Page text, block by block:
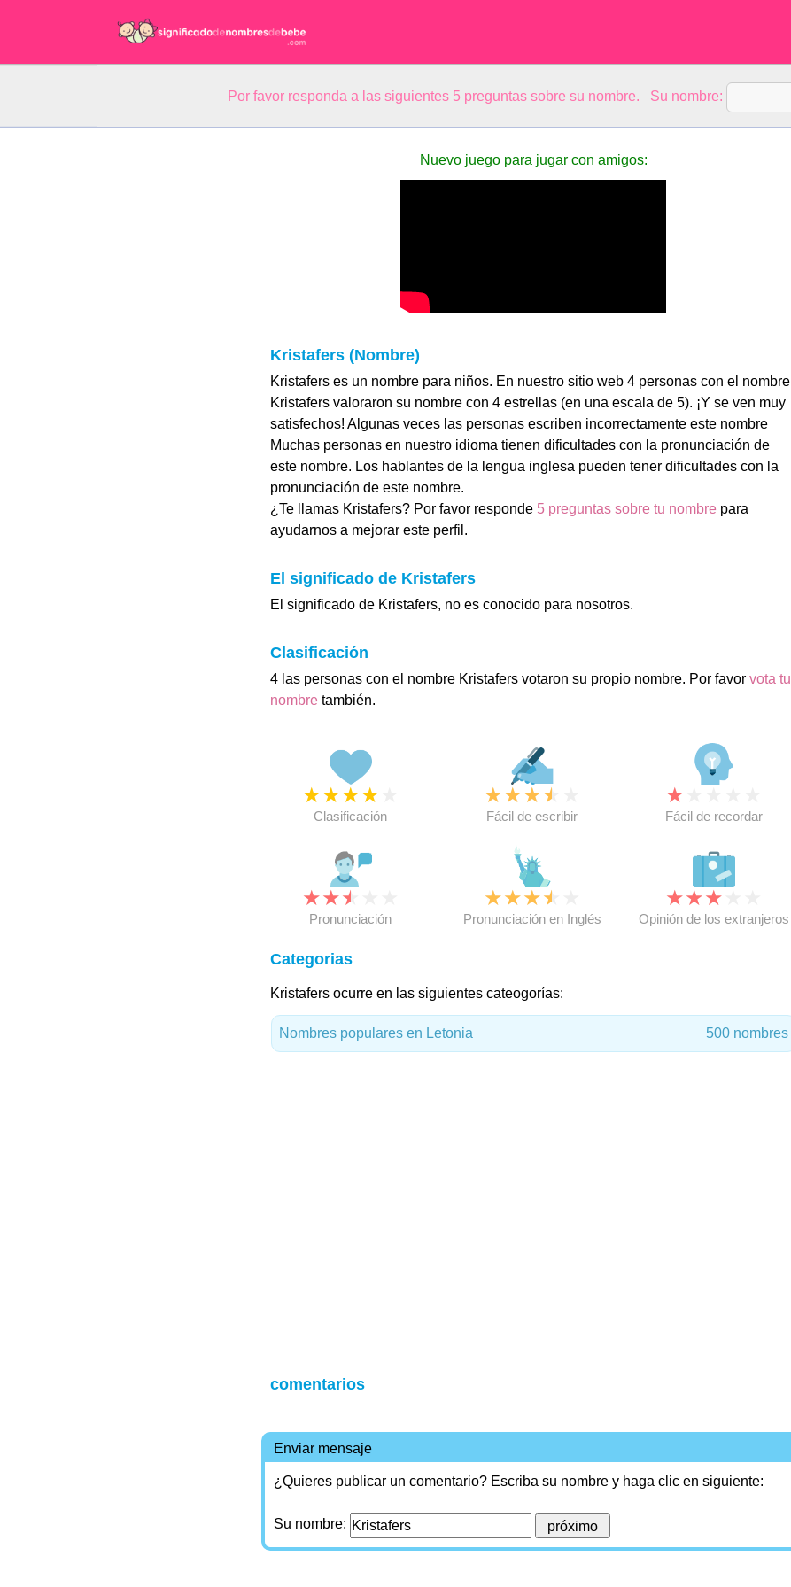
Por favor responda a las siguientes 5 preguntas sobre su nombre. Su nombre:
Nuevo juego para jugar con amigos:
Kristafers (Nombre)
Kristafers es un nombre para niños. En nuestro sitio web 4 personas con el nombre
Kristafers valoraron su nombre con 4 estrellas (en una escala de 5). ¡Y se ven muy
satisfechos! Algunas veces las personas escriben incorrectamente este nombre
Muchas personas en nuestro idioma tienen dificultades con la pronunciación de
este nombre. Los hablantes de la lengua inglesa pueden tener dificultades con la
pronunciación de este nombre.
¿Te llamas Kristafers? Por favor responde 5 preguntas sobre tu nombre para
ayudarnos a mejorar este perfil.
El significado de Kristafers
El significado de Kristafers, no es conocido para nosotros.
Clasificación
4 las personas con el nombre Kristafers votaron su propio nombre. Por favor vota tu
nombretambién.
★★★★
Clasificación
★★★★
Fácil de escribir
★
Fácil de recordar
★★★
Pronunciación
★★★★
Pronunciación en Inglés
★★★
Opinión de los extranjeros
Categorias
Kristafers ocurre en las siguientes cateogorías:
Nombres populares en Letonia 500 nombres
comentarios
Enviar mensaje
¿Quieres publicar un comentario? Escriba su nombre y haga clic en siguiente:
Su nombre: